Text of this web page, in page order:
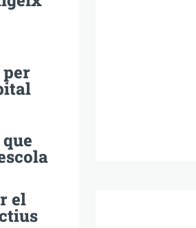
per
el